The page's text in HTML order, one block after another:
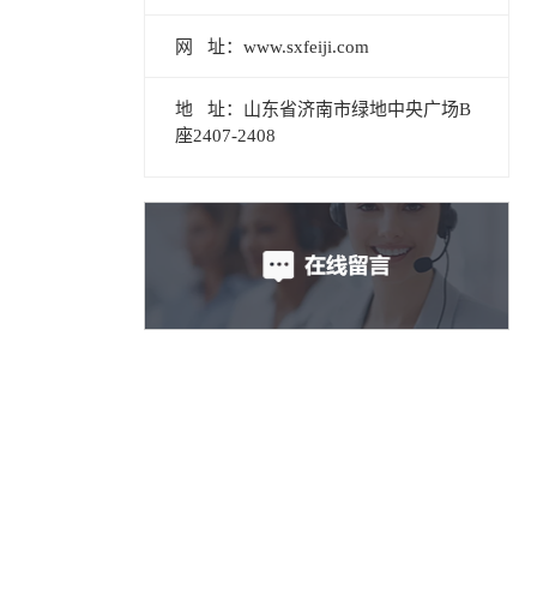
网 址：www.sxfeiji.com
地 址：山东省济南市绿地中央广场B
座2407-2408